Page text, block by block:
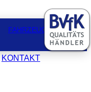
FAHRZEUGANKAUF
KONTAKT